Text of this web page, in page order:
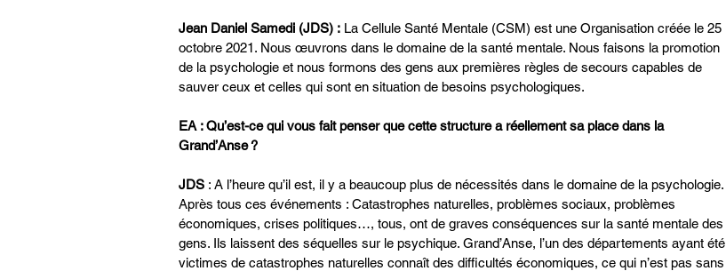
Jean Daniel Samedi (JDS) : La Cellule Santé Mentale (CSM) est une Organisation créée le 25
octobre 2021. Nous œuvrons dans le domaine de la santé mentale. Nous faisons la promotion
de la psychologie et nous formons des gens aux premières règles de secours capables de
sauver ceux et celles qui sont en situation de besoins psychologiques.
EA : Qu’est-ce qui vous fait penser que cette structure a réellement sa place dans la
Grand’Anse ?
JDS : A l’heure qu’il est, il y a beaucoup plus de nécessités dans le domaine de la psychologie.
Après tous ces événements : Catastrophes naturelles, problèmes sociaux, problèmes
économiques, crises politiques…, tous, ont de graves conséquences sur la santé mentale des
gens. Ils laissent des séquelles sur le psychique. Grand’Anse, l’un des départements ayant été
victimes de catastrophes naturelles connaît des difficultés économiques, ce qui n’est pas sans